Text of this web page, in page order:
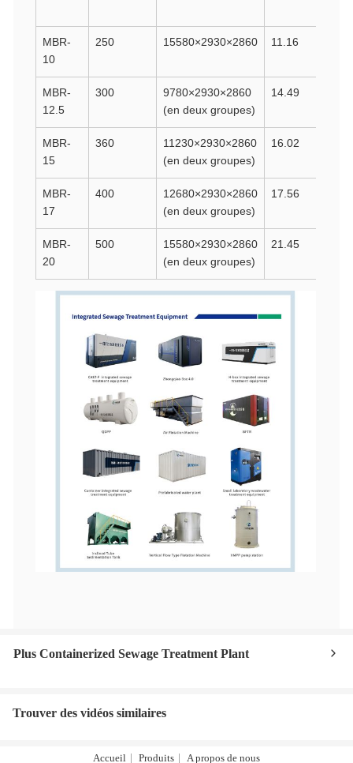
MBR-
10
250 15580×2930×2860 11.16
MBR-
12.5
300
9780×2930×2860
(en deux groupes)
14.49
MBR-
15
360
11230×2930×2860
(en deux groupes)
16.02
MBR-
17
400
12680×2930×2860
(en deux groupes)
17.56
MBR-
20
500
15580×2930×2860
(en deux groupes)
21.45
Plus Containerized Sewage Treatment Plant
Trouver des vidéos similaires
Accueil Produits A propos de nous